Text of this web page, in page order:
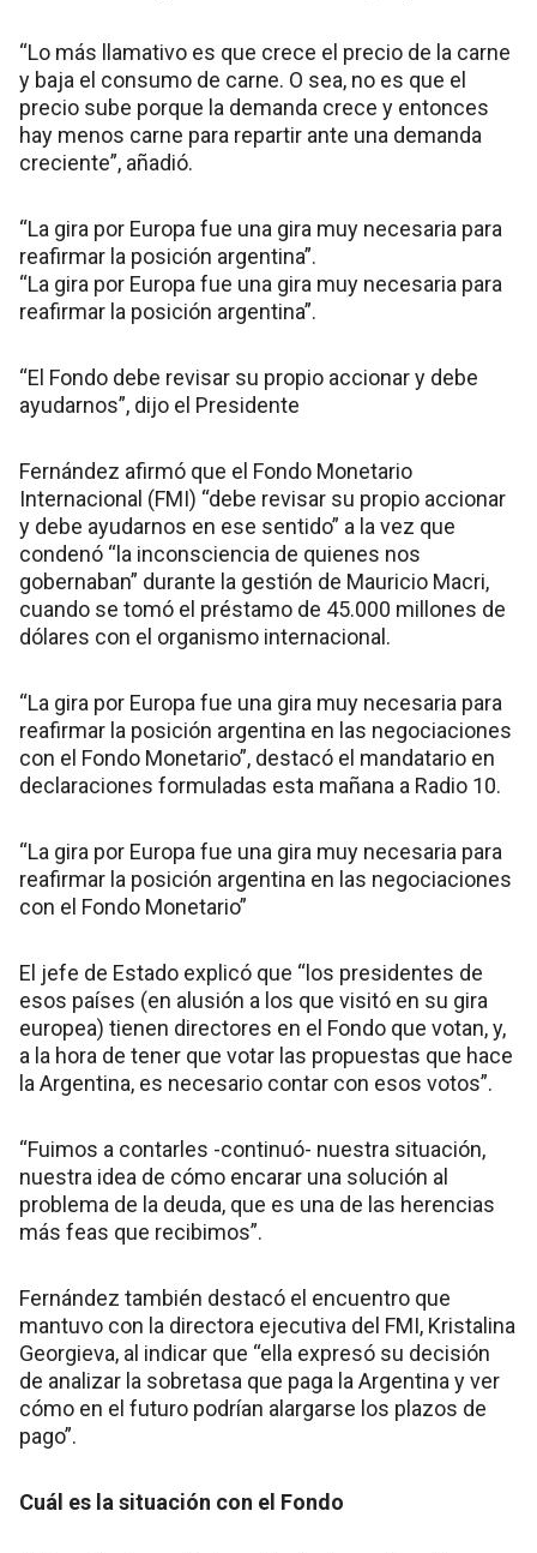
“Lo más llamativo es que crece el precio de la carne
y baja el consumo de carne. O sea, no es que el
precio sube porque la demanda crece y entonces
hay menos carne para repartir ante una demanda
creciente”, añadió.
“La gira por Europa fue una gira muy necesaria para
reafirmar la posición argentina”.
“La gira por Europa fue una gira muy necesaria para
reafirmar la posición argentina”.
“El Fondo debe revisar su propio accionar y debe
ayudarnos”, dijo el Presidente
Fernández afirmó que el Fondo Monetario
Internacional (FMI) “debe revisar su propio accionar
y debe ayudarnos en ese sentido” a la vez que
condenó “la inconsciencia de quienes nos
gobernaban” durante la gestión de Mauricio Macri,
cuando se tomó el préstamo de 45.000 millones de
dólares con el organismo internacional.
“La gira por Europa fue una gira muy necesaria para
reafirmar la posición argentina en las negociaciones
con el Fondo Monetario”, destacó el mandatario en
declaraciones formuladas esta mañana a Radio 10.
“La gira por Europa fue una gira muy necesaria para
reafirmar la posición argentina en las negociaciones
con el Fondo Monetario”
El jefe de Estado explicó que “los presidentes de
esos países (en alusión a los que visitó en su gira
europea) tienen directores en el Fondo que votan, y,
a la hora de tener que votar las propuestas que hace
la Argentina, es necesario contar con esos votos”.
“Fuimos a contarles -continuó- nuestra situación,
nuestra idea de cómo encarar una solución al
problema de la deuda, que es una de las herencias
más feas que recibimos”.
Fernández también destacó el encuentro que
mantuvo con la directora ejecutiva del FMI, Kristalina
Georgieva, al indicar que “ella expresó su decisión
de analizar la sobretasa que paga la Argentina y ver
cómo en el futuro podrían alargarse los plazos de
pago”.
Cuál es la situación con el Fondo